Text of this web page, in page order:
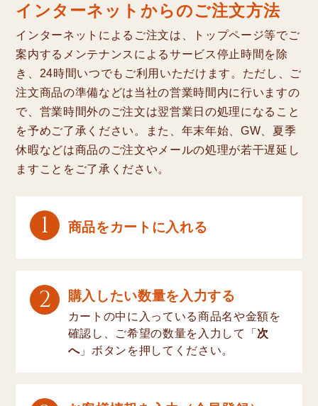
インターネットからのご注文方法
インターネットによるご注文は、トップページ等でご
案内するメンテナンスによるサービス停止時間を除
き、24時間いつでもご利用いただけます。ただし、ご
注文商品の準備などは当社の営業時間内に行いますの
で、営業時間外のご注文は翌営業日の処理になること
を予めご了承ください。また、年末年始、GW、夏季
休暇などは商品のご注文やメールの処理が若干遅延し
ますことをご了承ください。
1 商品をカートに入れる
2 購入したい数量を入力する
カートの中に入っている商品名や金額を
確認し、ご希望の数量を入力して「次
へ」ボタンを押してください。